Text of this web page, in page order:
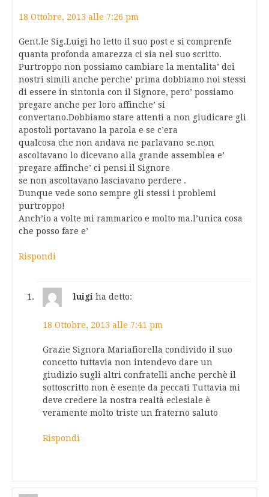
18 Ottobre, 2013 alle 7:26 pm
Gent.le Sig.Luigi ho letto il suo post e si comprenfe
quanta profonda amarezza ci sia nel suo scritto.
Purtroppo non possiamo cambiare la mentalita’ dei
nostri simili anche perche’ prima dobbiamo noi stessi
di essere in sintonia con il Signore, pero’ possiamo
pregare anche per loro affinche’ si
convertano.Dobbiamo stare attenti a non giudicare gli
apostoli portavano la parola e se c’era
qualcosa che non andava ne parlavano se.non
ascoltavano lo dicevano alla grande assemblea e’
pregare affinche’ ci pensi il Signore
se non ascoltavano lasciavano perdere .
Dunque vede sono sempre gli stessi i problemi
purtroppo!
Anch’io a volte mi rammarico e molto ma.l’unica cosa
che posso fare e’
Rispondi
luigi ha detto:
18 Ottobre, 2013 alle 7:41 pm
Grazie Signora Mariafiorella condivido il suo
concetto tuttavia non intendevo dare un
giudizio sugli altri confratelli anche perchè il
sottoscritto non è esente da peccati Tuttavia mi
deve credere la nostra realtà eclesiale è
veramente molto triste un fraterno saluto
Rispondi